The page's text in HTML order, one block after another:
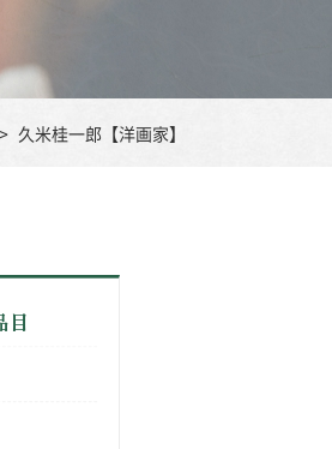
久米桂一郎【洋画家】
目